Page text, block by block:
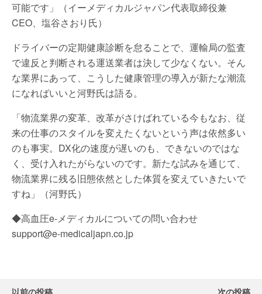
可能です」（イーメディカルジャパン代表取締役兼
CEO、塩谷さおり氏）
ドライバーの定期健康診断を怠ることで、運輸局の監査
で違反と判断される運送業者は決して少なくない。そん
な業界にあって、こうした健康管理の導入が新たな潮流
になればいいと河野氏は語る。
「物流業界の変革、改革がさけばれている今もなお、従
来の仕事のスタイルを変えたくないという声は依然多い
のも事実。DX化の速度が遅いのも、できないのではな
く、受け入れたがらないのです。新たな試みを通じて、
物流業界に残る旧態依然とした体質を変えていきたいで
すね」（河野氏）
◆高血圧e-メディカルについての問い合わせ
support@e-medicaljapn.co.jp